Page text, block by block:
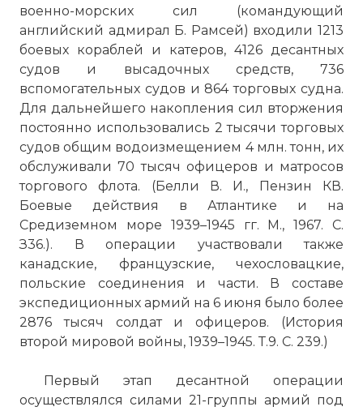
военно-морских сил (командующий
английский адмирал Б. Рамсей) входили 1213
боевых кораблей и катеров, 4126 десантных
судов и высадочных средств, 736
вспомогательных судов и 864 торговых судна.
Для дальнейшего накопления сил вторжения
постоянно использовались 2 тысячи торговых
судов общим водоизмещением 4 млн. тонн, их
обслуживали 70 тысяч офицеров и матросов
торгового флота. (Белли В. И., Пензин КВ.
Боевые действия в Атлантике и на
Средиземном море 1939–1945 гг. М., 1967. С.
З36.). В операции участвовали также
канадские, французские, чехословацкие,
польские соединения и части. В составе
экспедиционных армий на 6 июня было более
2876 тысяч солдат и офицеров. (История
второй мировой войны, 1939–1945. Т.9. С. 239.)
Первый этап десантной операции
осуществлялся силами 21-группы армий под